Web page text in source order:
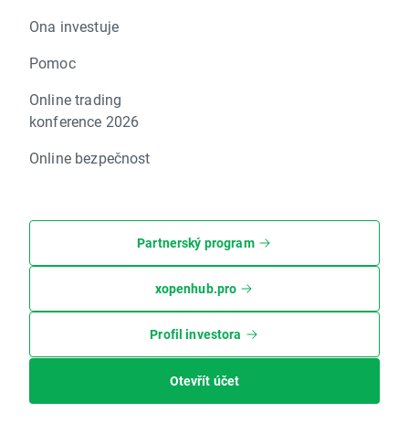
Ona investuje
Pomoc
Online trading
konference 2026
Online bezpečnost
Partnerský program
xopenhub.pro
Profil investora
Otevřít účet